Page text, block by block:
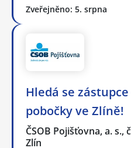
Zveřejněno: 5. srpna
Hledá se
pobočky ve Zlíně!
ČSOB Pojišťovna, a. s.,
Zlín